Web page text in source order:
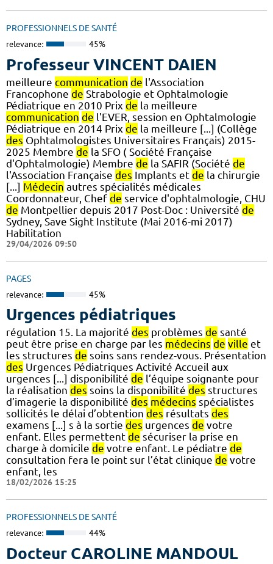
PROFESSIONNELS DE SANTÉ
relevance: 45%
Professeur VINCENT DAIEN
meilleure communication de l'Association
Francophone de Strabologie et Ophtalmologie
Pédiatrique en 2010 Prix de la meilleure
communication de l'EVER, session en Ophtalmologie
Pédiatrique en 2014 Prix de la meilleure [...] (Collège
des Ophtalmologistes Universitaires Français) 2015-
2025 Membre de la SFO ( Société Française
d'Ophtalmologie) Membre de la SAFIR (Société de
l'Association Française des Implants et de la chirurgie
[...] Médecin autres spécialités médicales
Coordonnateur, Chef de service d'ophtalmologie, CHU
de Montpellier depuis 2017 Post-Doc : Université de
Sydney, Save Sight Institute (Mai 2016-mi 2017)
Habilitation
29/04/2026 09:50
PAGES
relevance: 45%
Urgences pédiatriques
régulation 15. La majorité des problèmes de santé
peut être prise en charge par les médecins de ville et
les structures de soins sans rendez-vous. Présentation
des Urgences Pédiatriques Activité Accueil aux
urgences [...] disponibilité de l’équipe soignante pour
la réalisation des soins la disponibilité des structures
d’imagerie la disponibilité des médecins spécialistes
sollicités le délai d’obtention des résultats des
examens [...] s à la sortie des urgences de votre
enfant. Elles permettent de sécuriser la prise en
charge à domicile de votre enfant. Le pédiatre de
consultation fera le point sur l’état clinique de votre
enfant, les
18/02/2026 15:25
PROFESSIONNELS DE SANTÉ
relevance: 44%
Docteur CAROLINE MANDOUL